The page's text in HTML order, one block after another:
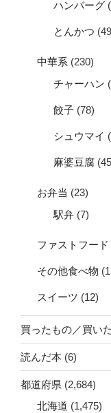
ハンバーグ
とんかつ
中華系 (230)
チャーハン
餃子 (78)
シュウマイ
麻婆豆腐
お弁当 (23)
駅弁 (7)
ファストフード
その他食べ物
スイーツ (12)
買ったもの／買い
読んだ本 (6)
都道府県 (2,684)
北海道 (1,475)